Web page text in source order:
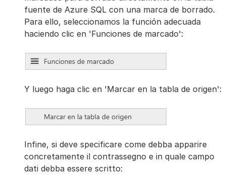
fuente de Azure SQL con una marca de borrado.
Para ello, seleccionamos la función adecuada
haciendo clic en 'Funciones de marcado':
Y luego haga clic en 'Marcar en la tabla de origen':
Infine, si deve specificare come debba apparire
concretamente il contrassegno e in quale campo
dati debba essere scritto: